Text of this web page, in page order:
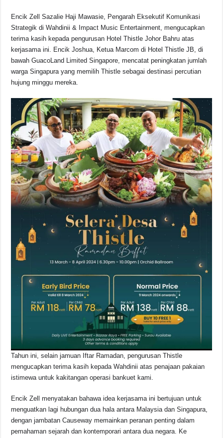
Encik Zell Sazalie Haji Mawasie, Pengarah Eksekutif Komunikasi
Strategik di Wahdinii & Impact Music Entertainment, mengucapkan
terima kasih kepada pengurusan Hotel Thistle Johor Bahru atas
kerjasama ini. Encik Joshua, Ketua Marcom di Hotel Thistle JB, di
bawah GuacoLand Limited Singapore, mencatat peningkatan jumlah
warga Singapura yang memilih Thistle sebagai destinasi percutian
hujung minggu mereka.
Tahun ini, selain jamuan Iftar Ramadan, pengurusan Thistle
mengucapkan terima kasih kepada Wahdinii atas penajaan pakaian
istimewa untuk kakitangan operasi bankuet kami.
Encik Zell menyatakan bahawa idea kerjasama ini bertujuan untuk
menguatkan lagi hubungan dua hala antara Malaysia dan Singapura,
dengan jambatan Causeway memainkan peranan penting dalam
pemahaman sejarah dan kontemporari antara dua negara. Ke